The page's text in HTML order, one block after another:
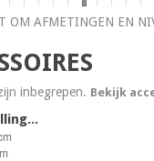
OM AFMETINGEN EN
inbegrepen. Bekijk